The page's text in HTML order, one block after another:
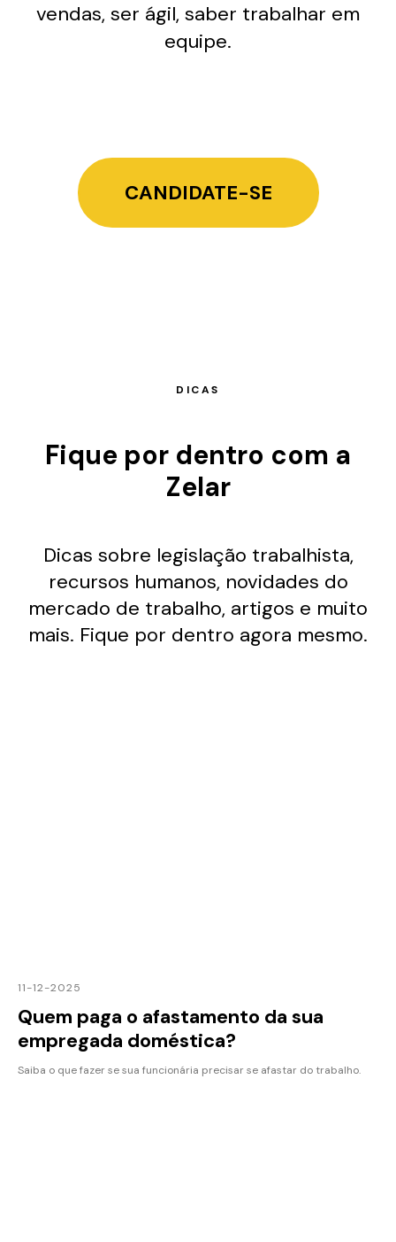
vendas, ser ágil, saber trabalhar em
equipe.
CANDIDATE-SE
DICAS
Fique por dentro com a
Zelar
Dicas sobre legislação trabalhista,
recursos humanos, novidades do
mercado de trabalho, artigos e muito
mais. Fique por dentro agora mesmo.
11-12-2025
Quem paga o afastamento da sua
empregada doméstica?
Saiba o que fazer se sua funcionária precisar se afastar do trabalho.